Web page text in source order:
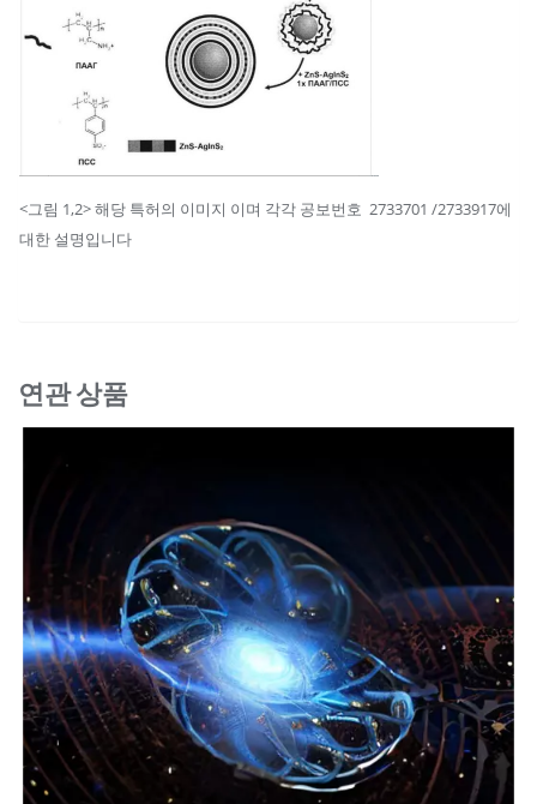
<그림 1,2> 해당 특허의 이미지 이며 각각 공보번호 2733701 /2733917에
대한 설명입니다
연관 상품